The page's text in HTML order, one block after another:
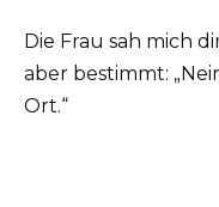
Die Frau sah mich
aber bestimmt:
Ort.“